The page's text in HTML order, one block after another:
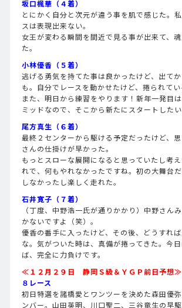
坂口楓華（４着）
とにかく自分と次元が違う事を肌で感じた。
スは表現出来ない。
女王が変わる瞬間を間近で見る事が出来て、
た。
小林優香（５着）
逃げる勇気を持てた事は良かったけど、出て
も。自分でレースを動かせたけど、捲られてい
また、明日から練習をやります！新年一発目
ミッドなので、そこから新たにスタートしたい
尾方真生（６着）
最終２センターから駆ける予定だったけど、
さんの仕掛けが早かった。
もっとスローな展開になると思っていたし考
れで、何もやれなかったですね。初の大舞台
しなかったし楽しく走れた。
石井寛子（７着）
（丁度、中野浩一氏が通りかかり）中野さん
かないですよ（笑）。
優香の番手に入ったけど、その後、どうすれ
な。気がついた時は、真備が捲ってきた。今
ば、完全に力負けです。
≪１２月２９日 静岡Ｓ級＆ＹＧＰ前日予想≫
８レース
初日特選を諸橋愛とワンツーを決めた森田優
ンバー。山田英明、川口聖二、三谷竜生の早